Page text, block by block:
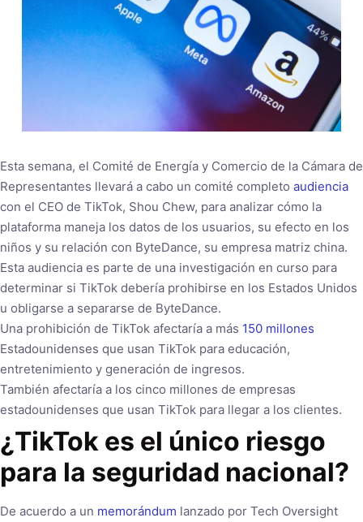
Esta semana, el Comité de Energía y Comercio de la Cámara de
Representantes llevará a cabo un comité completo audiencia
con el CEO de TikTok, Shou Chew, para analizar cómo la
plataforma maneja los datos de los usuarios, su efecto en los
niños y su relación con ByteDance, su empresa matriz china.
Esta audiencia es parte de una investigación en curso para
determinar si TikTok debería prohibirse en los Estados Unidos
u obligarse a separarse de ByteDance.
Una prohibición de TikTok afectaría a más 150 millones
Estadounidenses que usan TikTok para educación,
entretenimiento y generación de ingresos.
También afectaría a los cinco millones de empresas
estadounidenses que usan TikTok para llegar a los clientes.
¿TikTok es el único riesgo
para la seguridad nacional?
De acuerdo a un memorándum lanzado por Tech Oversight